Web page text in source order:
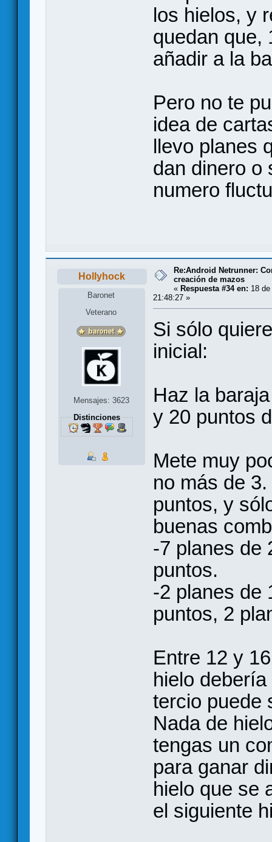
los hielos, y
quedan que,
añadir a la
Pero no te
idea de
llevo planes
dan dinero o
numero
Hollyhock
Baronet
Veterano
Mensajes: 3623
Distinciones
Re:Android Netrunner:
creación de mazos
« Respuesta #34 en: 18
21:48:27 »
Si sólo
inicial:
Haz la
y 20 puntos
Mete muy
no más de
puntos, y
buenas
-7 planes de
puntos.
-2 planes de
puntos, 2
Entre 12 y
hielo
tercio puede
Nada de
tengas un
para ganar
hielo que se
el siguiente